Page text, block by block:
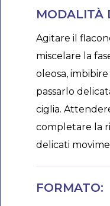
MODALITÀ
Agitare il
miscelare la
oleosa,
passarlo
ciglia.
completare la
delicati
FORMATO: